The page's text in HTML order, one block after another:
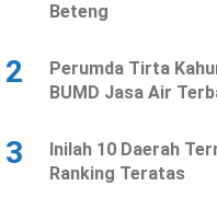
Beteng
2
Perumda Tirta
BUMD Jasa Air
3
Inilah 10 Daerah
Ranking Teratas